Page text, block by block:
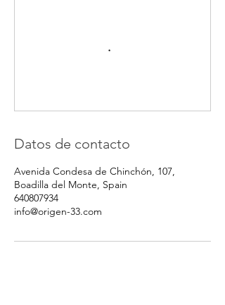
Datos de contacto
Avenida Condesa de Chinchón, 107,
Boadilla del Monte, Spain
640807934
info@origen-33.com